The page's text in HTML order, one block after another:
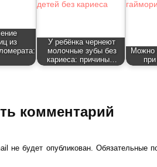
из
У ребёнка чернеют
молочные зубы без
кариеса: причины…
Можно
комментарий
не будет опубликован. Обязательные